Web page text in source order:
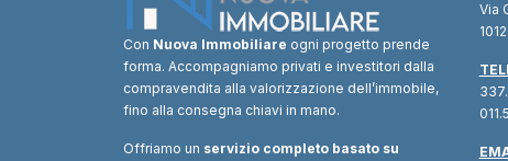
Con Nuova Immobiliare ogni progetto prende
forma. Accompagniamo privati e investitori dalla
compravendita alla valorizzazione dell’immobile,
fino alla consegna chiavi in mano.
Offriamo un servizio completo basato su
Via